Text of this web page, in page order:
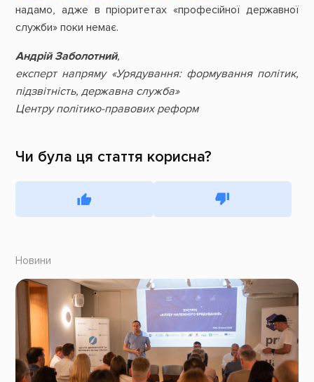
надамо, адже в пріоритетах «професійної державної
служби» поки немає.
Андрій Заболотний,
експерт напряму «Урядування: формування політик,
підзвітність, державна служба»
Центру політико-правових реформ
Чи була ця стаття корисна?
Новини